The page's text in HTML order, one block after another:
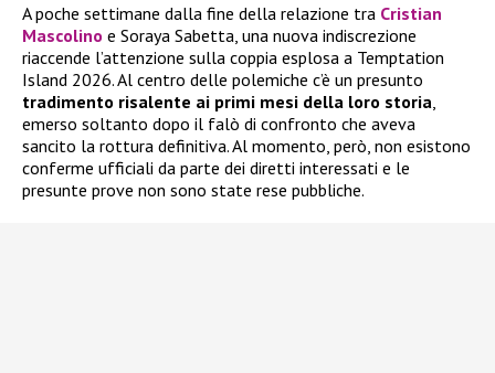
A poche settimane dalla fine della relazione tra Cristian
Mascolino e Soraya Sabetta, una nuova indiscrezione
riaccende l’attenzione sulla coppia esplosa a Temptation
Island 2026. Al centro delle polemiche c’è un presunto
tradimento risalente ai primi mesi della loro storia
emerso soltanto dopo il falò di confronto che aveva
sancito la rottura definitiva. Al momento, però, non esistono
conferme ufficiali da parte dei diretti interessati e le
presunte prove non sono state rese pubbliche.